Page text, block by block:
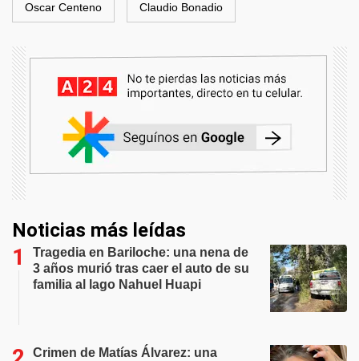
Oscar Centeno Claudio Bonadio
Noticias más leídas
Tragedia en Bariloche: una nena de
3 años murió tras caer el auto de su
familia al lago Nahuel Huapi
Crimen de Matías Álvarez: una